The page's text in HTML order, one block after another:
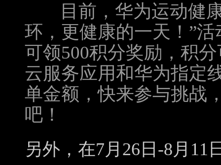
目前，华为运动健康
环，更健康的一天！”
可领500积分奖励，积
云服务应用和华为指定
单金额，快来参与挑战
吧！
另外，在7月26日-8月11